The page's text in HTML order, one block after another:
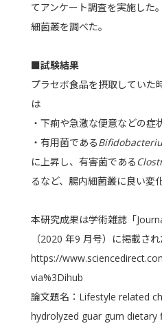
てアンケート調査を実施した
細菌叢を調べた。
■試験結果
プラセボ食品を摂取していた
は
・下痢や急激な便意などの症
・有用菌である
に上昇し、有害菌である
るなど、腸内細菌叢に良い変
本研究成果は学術雑誌「
（2020 年9 月号）に掲載され
https://
via%3Dihub
論文題名：Lifestyle related
hydrolyzed guar gum dietary